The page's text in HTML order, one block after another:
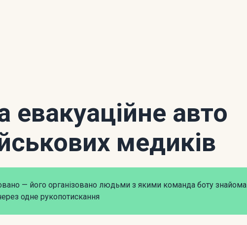
евакуаційне авто
медиків
— його організовано людьми з якими команда боту знайома
одне рукопотискання